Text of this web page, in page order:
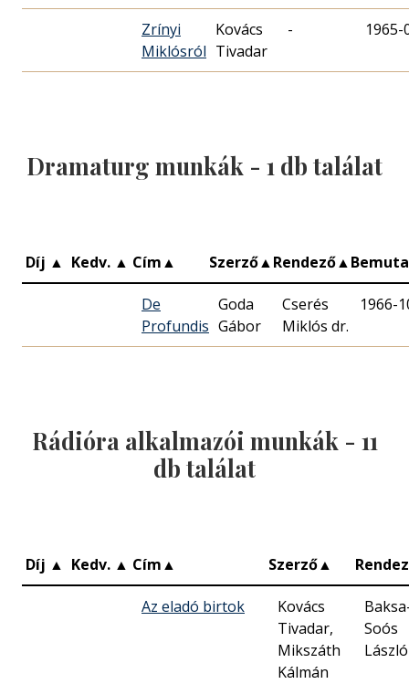
Zrínyi
Miklósról
Kovács
Tivadar
- 1965-
Dramaturg munkák - 1 db találat
Díj ▲ Kedv. ▲ Cím▲ Szerző▲Rendező▲
De
Profundis
Goda
Gábor
Cserés
Miklós dr.
1966-
Rádióra alkalmazói munkák - 11
db találat
Díj ▲ Kedv. ▲ Cím▲ Szerző▲
Az eladó birtok
Kovács
Tivadar,
Mikszáth
Kálmán
Soós
László